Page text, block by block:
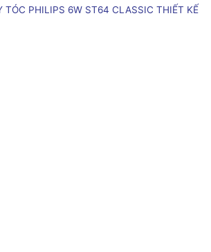
TÓC PHILIPS 6W ST64 CLASSIC THIẾT KẾ